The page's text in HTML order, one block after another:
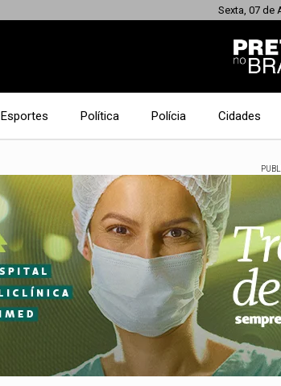
Sexta, 07 de
Esportes Política Polícia Cidades